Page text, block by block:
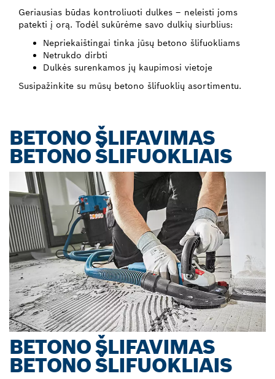
Geriausias būdas kontroliuoti dulkes – neleisti joms
patekti į orą. Todėl sukūrėme savo dulkių siurblius:
Nepriekaištingai tinka jūsų betono šlifuokliams
Netrukdo dirbti
Dulkės surenkamos jų kaupimosi vietoje
Susipažinkite su mūsų betono šlifuoklių asortimentu.
BETONO ŠLIFAVIMAS
BETONO ŠLIFUOKLIAIS
BETONO ŠLIFAVIMAS
BETONO ŠLIFUOKLIAIS